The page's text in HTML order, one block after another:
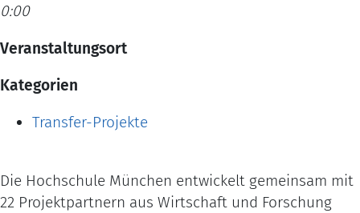
0:00
Veranstaltungsort
Kategorien
Transfer-Projekte
Die Hochschule München entwickelt gemeinsam mit
22 Projektpartnern aus Wirtschaft und Forschung